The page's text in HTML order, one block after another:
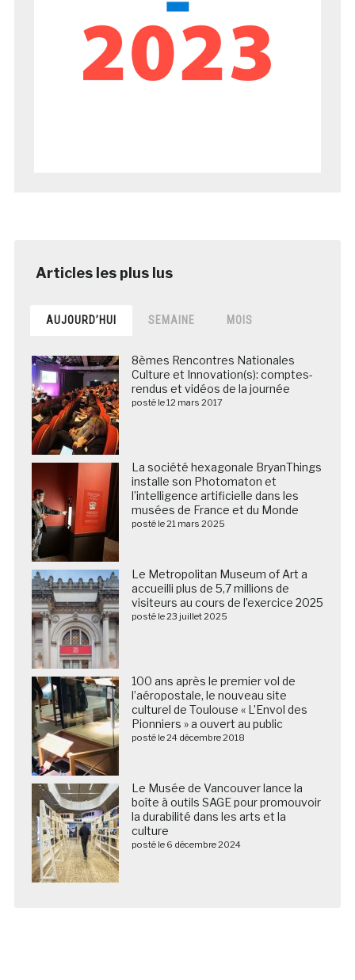
AUJOURD’HUI SEMAINE MOIS
8èmes Rencontres Nationales
Culture et Innovation(s): comptes-
rendus et vidéos de la journée
posté le 12 mars 2017
La société hexagonale BryanThings
installe son Photomaton et
l’intelligence artificielle dans les
musées de France et du Monde
posté le 21 mars 2025
Le Metropolitan Museum of Art a
accueilli plus de 5,7 millions de
visiteurs au cours de l’exercice 2025
posté le 23 juillet 2025
100 ans après le premier vol de
l’aéropostale, le nouveau site
culturel de Toulouse « L’Envol des
Pionniers » a ouvert au public
posté le 24 décembre 2018
Le Musée de Vancouver lance la
boîte à outils SAGE pour promouvoir
la durabilité dans les arts et la
culture
posté le 6 décembre 2024